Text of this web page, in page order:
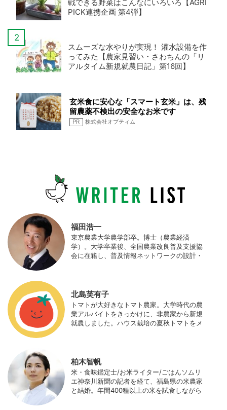
戦できる野菜はこんなにいろいろ【AGRI
PICK連携企画 第4弾】
スムーズな水やりが実現！ 灌水設備を作
ってみた【農家見習い・さわちんの「リ
アルタイム新規就農日記」第16回】
玄米食に安心な「スマート玄米」は、残
留農薬不検出の安全なお米です
PR 株式会社オプティム
福田浩一
東京農業大学農学部卒。博士（農業経済
学）。大学卒業後、全国農業改良普及支援協
会に在籍し、普及情報ネットワークの設計・
の実証試験や農産物輸出などに関わった。主
にスマート農業の実証試験やコンサルなどに
携わっている。 HP：http://www.ijas.co.jp/
北島芙有子
トマトが大好きなトマト農家。大学時代の農
業アルバイトをきっかけに、非農家から新規
就農しました。ハウス栽培の夏秋トマトをメ
柏木智帆
米・食味鑑定士/お米ライター/ごはんソムリ
エ神奈川新聞の記者を経て、福島県の米農家
と結婚。年間400種以上の米を試食しながら